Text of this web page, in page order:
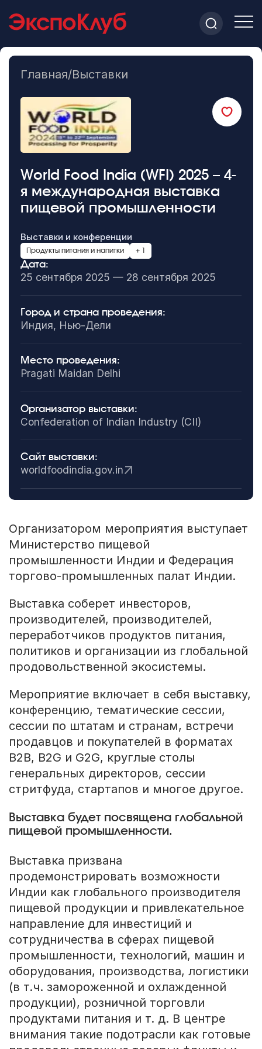
Главная/Выставки
World Food India (WFI) 2025 – 4-
я международная выставка
пищевой промышленности
Выставки и конференции
Продукты питания и напитки + 1
Дата:
25 сентября 2025 — 28 сентября 2025
Город и страна проведения:
Индия, Нью-Дели
Место проведения:
Pragati Maidan Delhi
Организатор выставки:
Confederation of Indian Industry (CII)
Сайт выставки:
worldfoodindia.gov.in
Организатором мероприятия выступает
Министерство пищевой
промышленности Индии и Федерация
торгово-промышленных палат Индии.
Выставка соберет инвесторов,
производителей, производителей,
переработчиков продуктов питания,
политиков и организации из глобальной
продовольственной экосистемы.
Мероприятие включает в себя выставку,
конференцию, тематические сессии,
сессии по штатам и странам, встречи
продавцов и покупателей в форматах
B2B, B2G и G2G, круглые столы
генеральных директоров, сессии
стритфуда, стартапов и многое другое.
Выставка будет посвящена глобальной
пищевой промышленности.
Выставка призвана
продемонстрировать возможности
Индии как глобального производителя
пищевой продукции и привлекательное
направление для инвестиций и
сотрудничества в сферах пищевой
промышленности, технологий, машин и
оборудования, производства, логистики
(в т.ч. замороженной и охлажденной
продукции), розничной торговли
продуктами питания и т. д. В центре
внимания такие подотрасли как готовые